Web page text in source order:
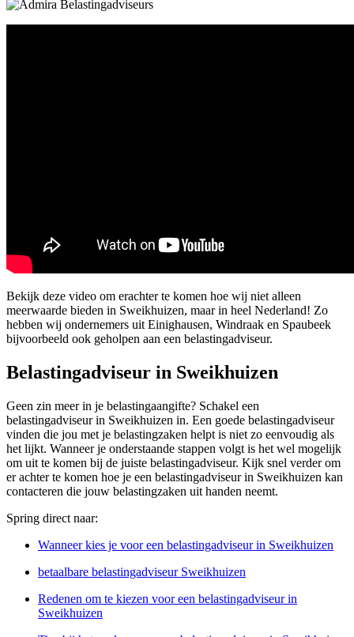
Bekijk deze video om erachter te komen hoe wij niet alleen
meerwaarde bieden in Sweikhuizen, maar in heel Nederland! Zo
hebben wij ondernemers uit Einighausen, Windraak en Spaubeek
bijvoorbeeld ook geholpen aan een belastingadviseur.
Belastingadviseur in Sweikhuizen
Geen zin meer in je belastingaangifte? Schakel een
belastingadviseur in Sweikhuizen in. Een goede belastingadviseur
vinden die jou met je belastingzaken helpt is niet zo eenvoudig als
het lijkt. Wanneer je onderstaande stappen volgt is het wel mogelijk
om uit te komen bij de juiste belastingadviseur. Kijk snel verder om
er achter te komen hoe je een belastingadviseur in Sweikhuizen kan
contacteren die jouw belastingzaken uit handen neemt.
Spring direct naar:
Wanneer kies je voor een belastingadviseur in Sweikhuizen
betaalbare belastingadviseur Sweikhuizen
Redenen om te kiezen voor een belastingadviseur in
Sweikhuizen